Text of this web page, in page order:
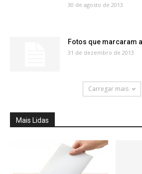
30 de agosto de 2013
Fotos que marcaram
31 de dezembro de 2013
Carregar mais
Mais Lidas